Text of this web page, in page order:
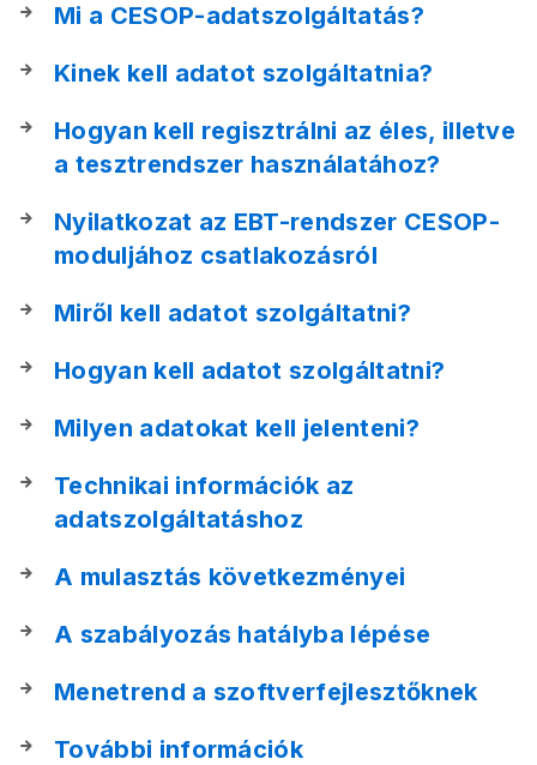
Mi a CESOP-adatszolgáltatás?
Kinek kell adatot szolgáltatnia?
Hogyan kell regisztrálni az éles, illetve
a tesztrendszer használatához?
Nyilatkozat az EBT-rendszer CESOP-
moduljához csatlakozásról
Miről kell adatot szolgáltatni?
Hogyan kell adatot szolgáltatni?
Milyen adatokat kell jelenteni?
Technikai információk az
adatszolgáltatáshoz
A mulasztás következményei
A szabályozás hatályba lépése
Menetrend a szoftverfejlesztőknek
További információk